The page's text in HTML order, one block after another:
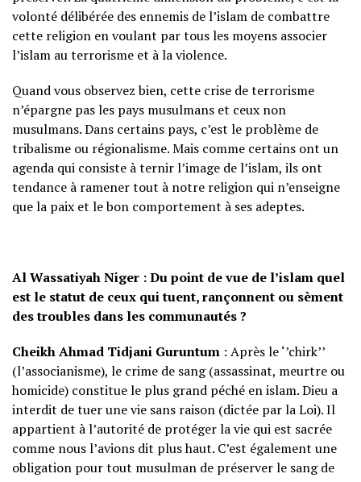
volonté délibérée des ennemis de l’islam de combattre
cette religion en voulant par tous les moyens associer
l’islam au terrorisme et à la violence.
Quand vous observez bien, cette crise de terrorisme
n’épargne pas les pays musulmans et ceux non
musulmans. Dans certains pays, c’est le problème de
tribalisme ou régionalisme. Mais comme certains ont un
agenda qui consiste à ternir l’image de l’islam, ils ont
tendance à ramener tout à notre religion qui n’enseigne
que la paix et le bon comportement à ses adeptes.
Al Wassatiyah Niger : Du point de vue de l’islam quel
est le statut de ceux qui tuent, rançonnent ou sèment
des troubles dans les communautés ?
Cheikh Ahmad Tidjani Guruntum : Après le ‘’chirk’’
(l’associanisme), le crime de sang (assassinat, meurtre ou
homicide) constitue le plus grand péché en islam. Dieu a
interdit de tuer une vie sans raison (dictée par la Loi). Il
appartient à l’autorité de protéger la vie qui est sacrée
comme nous l’avions dit plus haut. C’est également une
obligation pour tout musulman de préserver le sang de